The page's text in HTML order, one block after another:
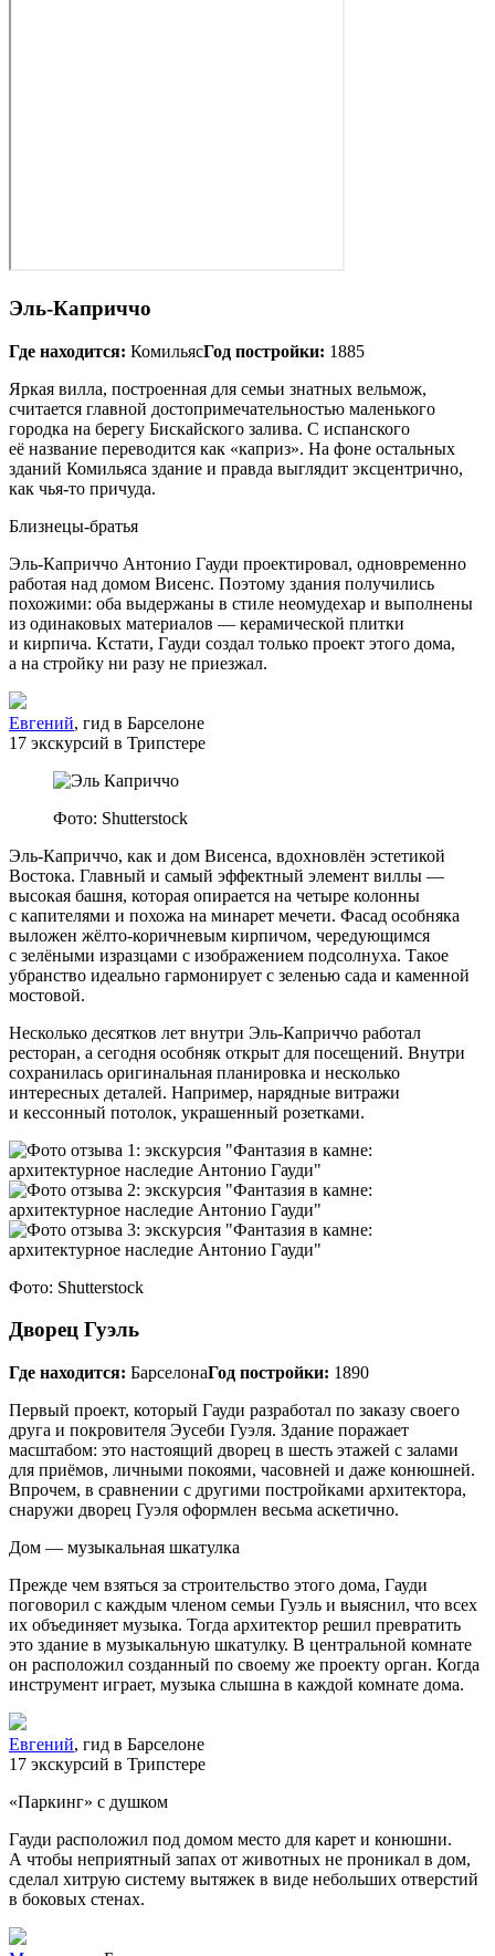
Эль‑Каприччо
Где находится: КомильясГод постройки: 1885
Яркая вилла, построенная для семьи знатных вельмож,
считается главной до­сто­при­ме­ча­тель­но­стью маленького
городка на берегу Бискайского залива. С испанского
её название переводится как «каприз». На фоне остальных
зданий Комильяса здание и правда выглядит эксцентрично,
как чья‑то причуда.
Близнецы‑братья
Эль‑Каприччо Антонио Гауди проектировал, одновременно
работая над домом Висенс. Поэтому здания получились
похожими: оба выдержаны в стиле неомудехар и выполнены
из одинаковых материалов — керамической плитки
и кирпича. Кстати, Гауди создал только проект этого дома,
а на стройку ни разу не приезжал.
Евгений, гид в Барселоне
17 экскурсий в Трипстере
Фото: Shutterstock
Эль‑Каприччо, как и дом Висенса, вдохновлён эстетикой
Востока. Главный и самый эффектный элемент виллы —
высокая башня, которая опирается на четыре колонны
с капителями и похожа на минарет мечети. Фасад особняка
выложен жёлто‑коричневым кирпичом, чередующимся
с зелёными изразцами с изображением подсолнуха. Такое
убранство идеально гармонирует с зеленью сада и каменной
мостовой.
Несколько десятков лет внутри Эль‑Каприччо работал
ресторан, а сегодня особняк открыт для посещений. Внутри
сохранилась оригинальная планировка и несколько
интересных деталей. Например, нарядные витражи
и кессонный потолок, украшенный розетками.
Фото: Shutterstock
Дворец Гуэль
Где находится: БарселонаГод постройки: 1890
Первый проект, который Гауди разработал по заказу своего
друга и покровителя Эусеби Гуэля. Здание поражает
масштабом: это настоящий дворец в шесть этажей с залами
для приёмов, личными покоями, часовней и даже конюшней.
Впрочем, в сравнении с другими постройками архитектора,
снаружи дворец Гуэля оформлен весьма аскетично.
Дом — музыкальная шкатулка
Прежде чем взяться за строительство этого дома, Гауди
поговорил с каждым членом семьи Гуэль и выяснил, что всех
их объединяет музыка. Тогда архитектор решил превратить
это здание в музыкальную шкатулку. В центральной комнате
он расположил созданный по своему же проекту орган. Когда
инструмент играет, музыка слышна в каждой комнате дома.
Евгений, гид в Барселоне
17 экскурсий в Трипстере
«Паркинг» с душком
Гауди расположил под домом место для карет и конюшни.
А чтобы неприятный запах от животных не проникал в дом,
сделал хитрую систему вытяжек в виде небольших отверстий
в боковых стенах.